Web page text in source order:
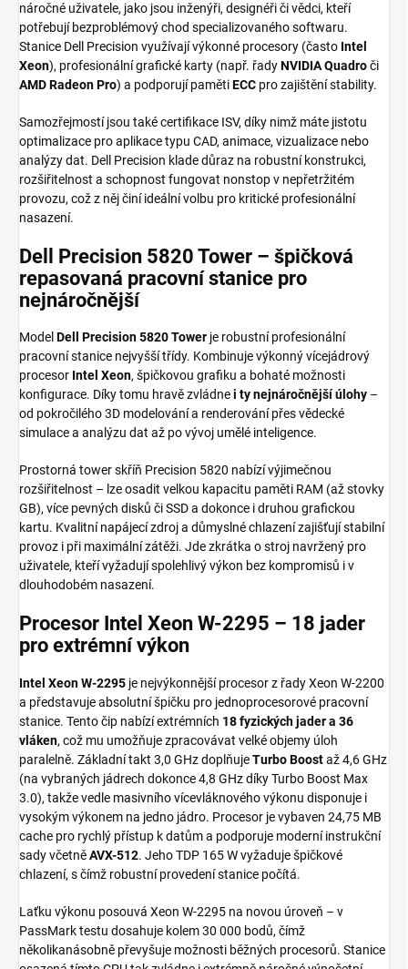
náročné uživatele, jako jsou inženýři, designéři či vědci, kteří
potřebují bezproblémový chod specializovaného softwaru.
Stanice Dell Precision využívají výkonné procesory (často Intel
Xeon), profesionální grafické karty (např. řadyNVIDIA Quadroči
AMD Radeon Pro) a podporují pamětiECC pro zajištění stability.
Samozřejmostí jsou také certifikace ISV, díky nimž máte jistotu
optimalizace pro aplikace typu CAD, animace, vizualizace nebo
analýzy dat. Dell Precision klade důraz na robustní konstrukci,
rozšiřitelnost a schopnost fungovat nonstop v nepřetržitém
provozu, což z něj činí ideální volbu pro kritické profesionální
nasazení.
Dell Precision 5820 Tower – špičková
repasovaná pracovní stanice pro
nejnáročnější
Model Dell Precision 5820 Tower je robustní profesionální
pracovní stanice nejvyšší třídy. Kombinuje výkonný vícejádrový
procesor Intel Xeon, špičkovou grafiku a bohaté možnosti
konfigurace. Díky tomu hravě zvládnei ty nejnáročnější úlohy –
od pokročilého 3D modelování a renderování přes vědecké
simulace a analýzu dat až po vývoj umělé inteligence.
Prostorná tower skříň Precision 5820 nabízí výjimečnou
rozšiřitelnost – lze osadit velkou kapacitu paměti RAM (až stovky
GB), více pevných disků či SSD a dokonce i druhou grafickou
kartu. Kvalitní napájecí zdroj a důmyslné chlazení zajišťují stabilní
provoz i při maximální zátěži. Jde zkrátka o stroj navržený pro
uživatele, kteří vyžadují spolehlivý výkon bez kompromisů i v
dlouhodobém nasazení.
Procesor Intel Xeon W-2295 – 18 jader
pro extrémní výkon
Intel Xeon W-2295 je nejvýkonnější procesor z řady Xeon W-2200
a představuje absolutní špičku pro jednoprocesorové pracovní
stanice. Tento čip nabízí extrémních 18 fyzických jader a 36
vláken, což mu umožňuje zpracovávat velké objemy úloh
paralelně. Základní takt 3,0 GHz doplňujeTurbo Boostaž 4,6 GHz
(na vybraných jádrech dokonce 4,8 GHz díky Turbo Boost Max
3.0), takže vedle masivního vícevláknového výkonu disponuje i
vysokým výkonem na jedno jádro. Procesor je vybaven 24,75 MB
cache pro rychlý přístup k datům a podporuje moderní instrukční
sady včetněAVX-512. Jeho TDP 165 W vyžaduje špičkové
chlazení, s čímž robustní provedení stanice počítá.
Laťku výkonu posouvá Xeon W-2295 na novou úroveň – v
PassMark testu dosahuje kolem 30 000 bodů, čímž
několikanásobně převyšuje možnosti běžných procesorů. Stanice